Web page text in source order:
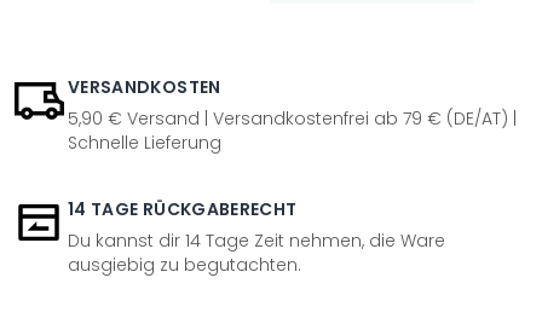
VERSANDKOSTEN
5,90 € Versand | Versandkostenfrei ab 79 € (DE/AT) |
Schnelle Lieferung
14 TAGE RÜCKGABERECHT
Du kannst dir 14 Tage Zeit nehmen, die Ware
ausgiebig zu begutachten.